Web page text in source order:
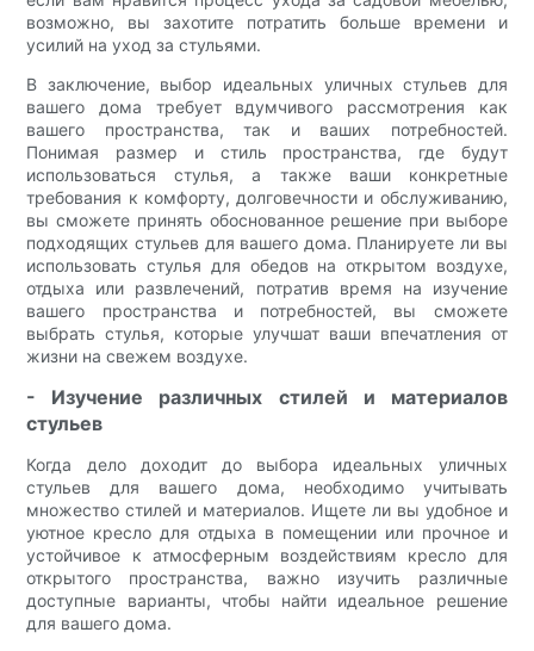
возможно, вы захотите потратить больше времени и
усилий на уход за стульями.
В заключение, выбор идеальных уличных стульев для
вашего дома требует вдумчивого рассмотрения как
вашего пространства, так и ваших потребностей.
Понимая размер и стиль пространства, где будут
использоваться стулья, а также ваши конкретные
требования к комфорту, долговечности и обслуживанию,
вы сможете принять обоснованное решение при выборе
подходящих стульев для вашего дома. Планируете ли вы
использовать стулья для обедов на открытом воздухе,
отдыха или развлечений, потратив время на изучение
вашего пространства и потребностей, вы сможете
выбрать стулья, которые улучшат ваши впечатления от
жизни на свежем воздухе.
- Изучение различных стилей и материалов
стульев
Когда дело доходит до выбора идеальных уличных
стульев для вашего дома, необходимо учитывать
множество стилей и материалов. Ищете ли вы удобное и
уютное кресло для отдыха в помещении или прочное и
устойчивое к атмосферным воздействиям кресло для
открытого пространства, важно изучить различные
доступные варианты, чтобы найти идеальное решение
для вашего дома.